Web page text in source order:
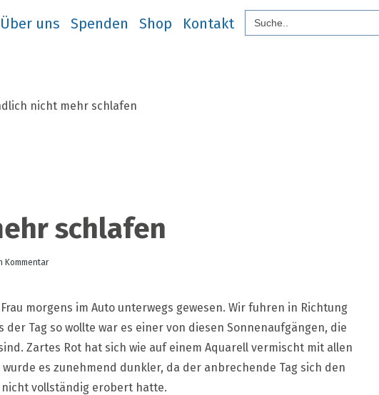
Über uns Spenden Shop Kontakt
Search
for:
modobonum
nur das Gute
Briefe Über uns Spenden Shop
Search
nicht mehr schlafen
schlafen
Kommentarzu
schlafen
morgens im Auto unterwegs gewesen. Wir fuhren in Richtung
der Tag so wollte war es einer von diesen Sonnenaufgängen, die
Zartes Rot hat sich wie auf einem Aquarell vermischt mit allen
es zunehmend dunkler, da der anbrechende Tag sich den
vollständig erobert hatte.